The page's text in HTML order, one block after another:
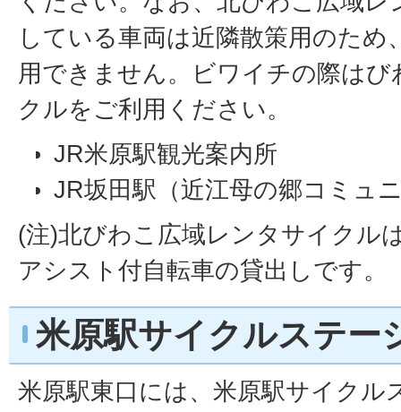
している車両は近隣散策用のため
用できません。ビワイチの際は
クルをご利用ください。
JR米原駅観光案内所
JR坂田駅（近江母の郷コミュ
(注)北びわこ広域レンタサイクル
アシスト付自転車の貸出しです。
米原駅サイクルステー
米原駅東口には、米原駅サイクル